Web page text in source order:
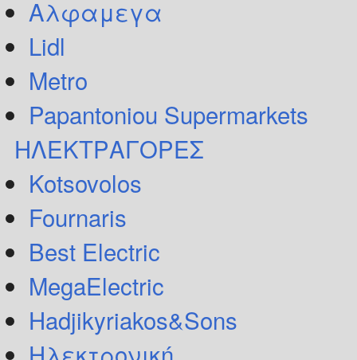
Αλφαμεγα
Lidl
Metro
Papantoniou Supermarkets
ΗΛΕΚΤΡΑΓΟΡΕΣ
Kotsovolos
Fournaris
Best Electric
MegaElectric
Hadjikyriakos&Sons